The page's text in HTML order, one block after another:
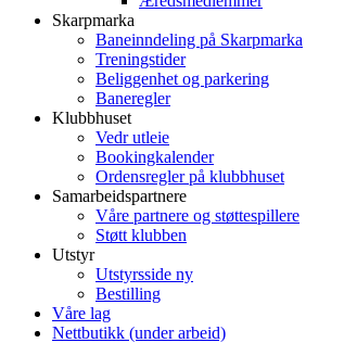
Skarpmarka
Baneinndeling på Skarpmarka
Treningstider
Beliggenhet og parkering
Baneregler
Klubbhuset
Vedr utleie
Bookingkalender
Ordensregler på klubbhuset
Samarbeidspartnere
Våre partnere og støttespillere
Støtt klubben
Utstyr
Utstyrsside ny
Bestilling
Våre lag
Nettbutikk (under arbeid)